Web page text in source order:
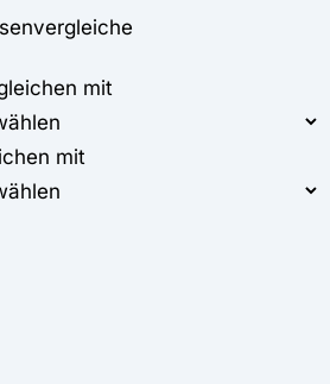
mit
mit